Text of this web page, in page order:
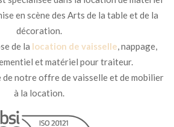
en scène des Arts de la table et de la
décoration.
de la location de vaisselle, nappage,
et matériel pour traiteur.
de notre offre de vaisselle et de mobilier
à la location.